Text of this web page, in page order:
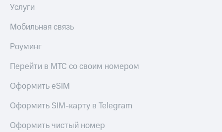
Услуги
Мобильная связь
Роуминг
Перейти в МТС со своим номером
Оформить eSIM
Оформить SIM-карту в Telegram
Оформить чистый номер